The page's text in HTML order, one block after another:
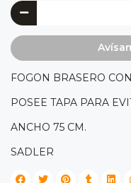
FOGON BRASERO
POSEE TAPA PARA
ANCHO 75 CM.
SADLER